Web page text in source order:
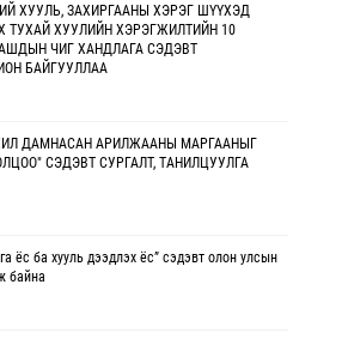
ХУУЛЬ, ЗАХИРГААНЫ ХЭРЭГ ШҮҮХЭД
ТУХАЙ ХУУЛИЙН ХЭРЭГЖИЛТИЙН 10
ЧИГ ХАНДЛАГА СЭДЭВТ
БАЙГУУЛЛАА
ДАМНАСАН АРИЛЖААНЫ МАРГААНЫГ
СЭДЭВТ СУРГАЛТ, ТАНИЛЦУУЛГА
ёс ба хууль дээдлэх ёс” сэдэвт олон улсын
байна